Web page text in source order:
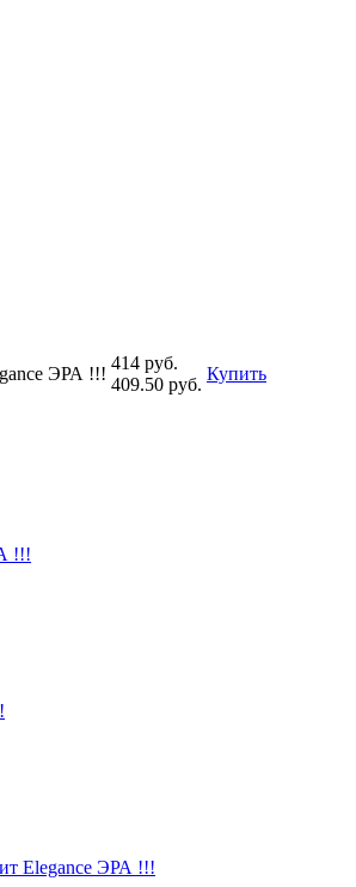
ЭРА !!!
414 руб.
409.50 руб.
Купить
!!!
Elegance ЭРА !!!